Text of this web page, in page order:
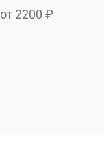
от 2200 ₽